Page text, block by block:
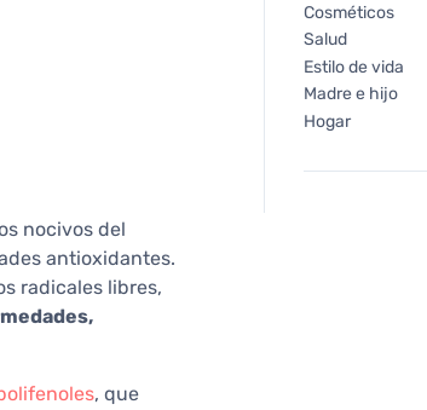
nocivos del
antioxidantes.
radicales libres,
, que
Cosméticos
Salud
Estilo de vida
Madre e hijo
Hogar